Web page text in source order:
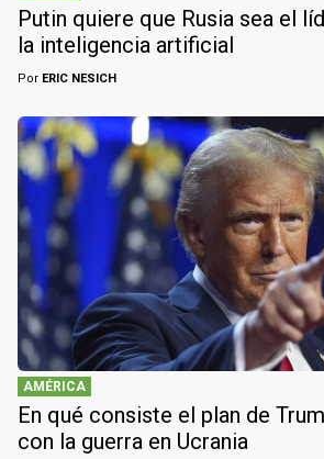
Putin quiere que Rusia sea el
la inteligencia artificial
Por ERIC NESICH
AMÉRICA
En qué consiste el plan de
con la guerra en Ucrania